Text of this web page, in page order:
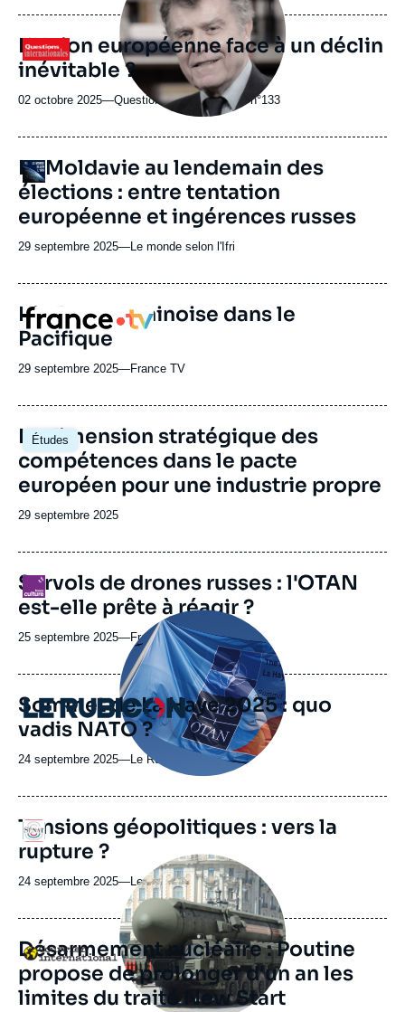
journal,
ou
émission
Logo
L’Union européenne face à un déclin
inévitable ?
02 octobre 2025—Nom
journal,
ou
émission
Questions internationales n°133
Logo
URL
de
Spotify
La Moldavie au lendemain des
élections : entre tentation
européenne et ingérences russes
29 septembre 2025—Nom
journal,
ou
Le monde selon l'Ifri
Logo
L'influence chinoise dans le
Pacifique
29 septembre 2025—Nom
journal,
ou
émission
France TV
Études
Image
principale
La dimension stratégique des
compétences dans le pacte
européen pour une industrie propre
Date
publication
29 septembre 2025
Logo
Survols de drones russes : l'OTAN
est-elle prête à réagir ?
25 septembre 2025—Nom
du
journal,
revue
ou
émission
France Culture
Logo
Image
principale
médiatique
Sommet de La Haye 2025 : quo
vadis NATO ?
24 septembre 2025—Nom
journal,
ou
Le Rubicon
Logo
Tensions géopolitiques : vers la
rupture ?
24 septembre 2025—Nom
du
journal,
revue
ou
émission
Le Sénat
Logo
principale
médiatique
Désarmement nucléaire : Poutine
propose de prolonger d'un an les
limites du traité New Start